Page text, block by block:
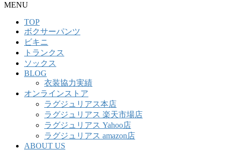
MENU
TOP
ボクサーパンツ
ビキニ
トランクス
ソックス
BLOG
衣装協力実績
オンラインストア
ラグジュリアス本店
ラグジュリアス 楽天市場店
ラグジュリアス Yahoo店
ラグジュリアス amazon店
ABOUT US